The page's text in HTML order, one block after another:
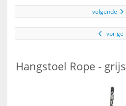
volgende
vorige
Hangstoel Rope -